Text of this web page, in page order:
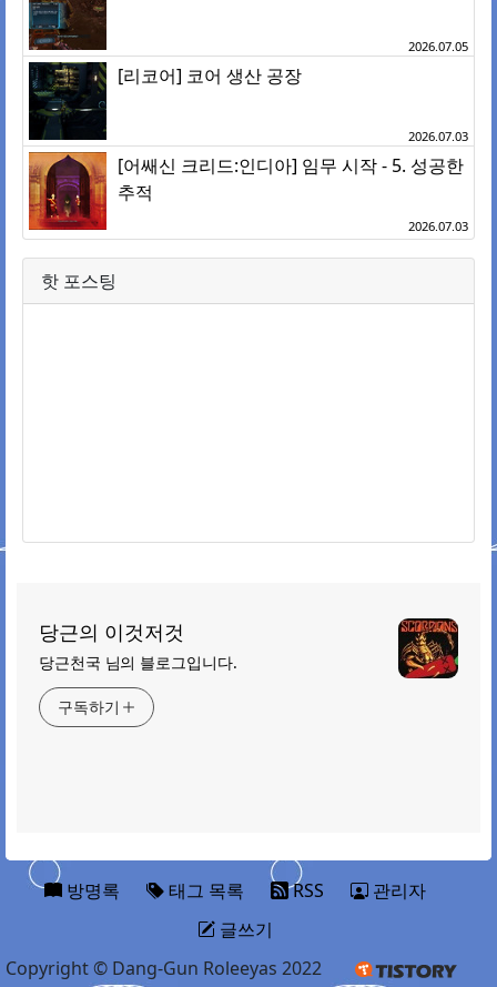
2026.07.05
[리코어] 코어 생산 공장
2026.07.03
[어쌔신 크리드:인디아] 임무 시작 - 5. 성공한
추적
2026.07.03
핫 포스팅
당근의 이것저것
당근천국 님의 블로그입니다.
구독하기
방명록 태그 목록 RSS
관리자
글쓰기
Copyright © Dang-Gun Roleeyas 2022